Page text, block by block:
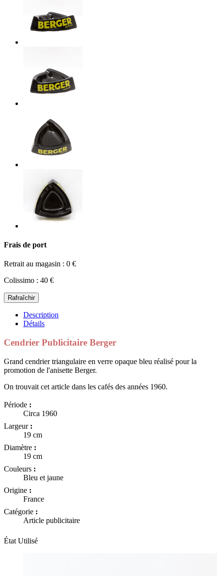
Frais de port
Retrait au magasin : 0 €
Colissimo : 40 €
Description
Détails
Cendrier Publicitaire Berger
Grand cendrier triangulaire en verre opaque bleu réalisé pour la
promotion de l'anisette Berger.
On trouvait cet article dans les cafés des années 1960.
Période :
Circa 1960
Largeur :
19 cm
Diamètre :
19 cm
Couleurs :
Bleu et jaune
Origine :
France
Catégorie :
Article publicitaire
État Utilisé